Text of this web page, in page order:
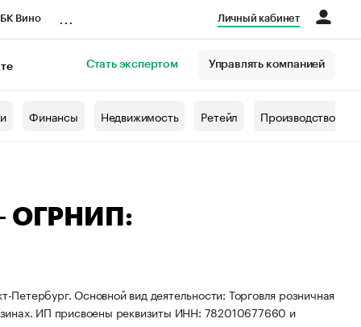
Вино Личный кабинет
Стать экспертом Управлять компанией
Финансы Недвижимость Ретейл Производство
ОГРНИП:
Основной вид деятельности: Торговля розничная
ИП присвоены реквизиты ИНН: 782010677660 и